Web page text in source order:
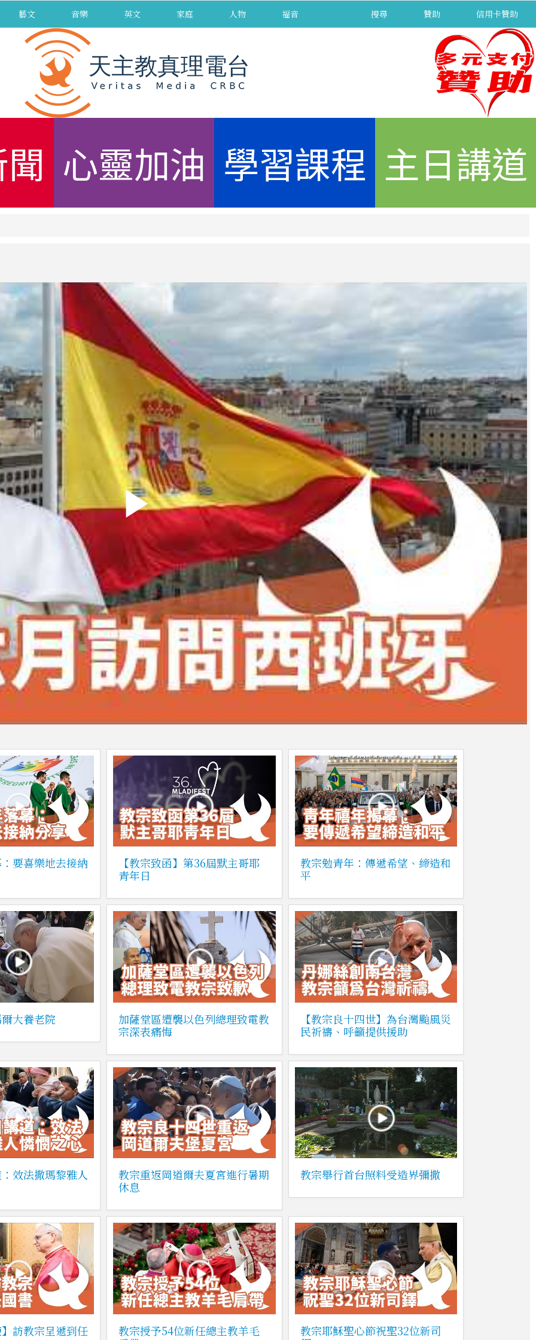
藝文 音樂 英文 家庭 人物 福音 搜尋 贊助 信用卡贊助
心靈加油 學習課程 主日講道
要喜樂地去接納
【教宗致函】第36屆默主哥耶
青年日
教宗勉青年：傳遞希望、締造和
平
大養老院
加薩堂區遭襲以色列總理致電教
宗深表痛悔
【教宗良十四世】為台灣颱風災
民祈禱、呼籲提供援助
效法撒瑪黎雅人
教宗重返岡道爾夫夏宮進行暑期
休息
教宗舉行首台照料受造界彌撒
訪教宗呈遞到任
教宗授予54位新任總主教羊毛
教宗耶穌聖心節祝聖32位新司